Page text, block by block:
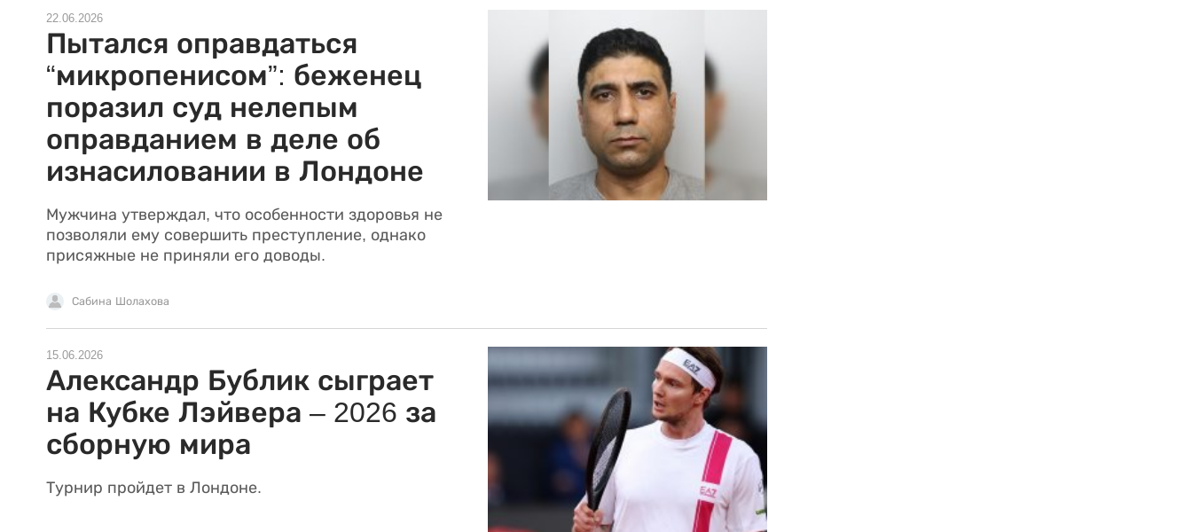
22.06.2026
Пытался оправдаться
“микропенисом”: беженец
поразил суд нелепым
оправданием в деле об
изнасиловании в Лондоне
Мужчина утверждал, что особенности здоровья не
позволяли ему совершить преступление, однако
присяжные не приняли его доводы.
Сабина Шолахова
15.06.2026
Александр Бублик сыграет
на Кубке Лэйвера – 2026 за
сборную мира
Турнир пройдет в Лондоне.